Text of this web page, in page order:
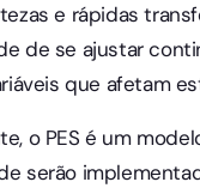
e rápidas
de se ajustar
que afetam
o PES é um
serão